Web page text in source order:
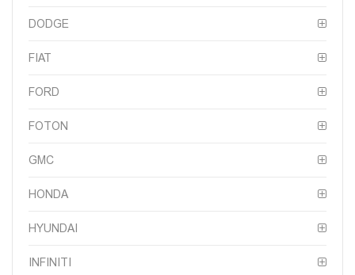
DODGE
FIAT
FORD
FOTON
GMC
HONDA
HYUNDAI
INFINITI